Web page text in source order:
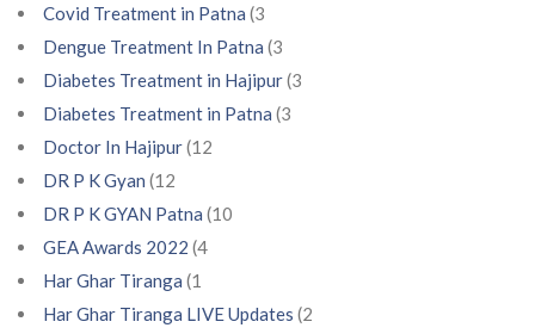
Covid Treatment in Patna (3
Dengue Treatment In Patna (3
Diabetes Treatment in Hajipur(3
Diabetes Treatment in Patna (3
Doctor In Hajipur(12
DR P K Gyan (12
DR P K GYAN Patna (10
GEA Awards 2022 (4
Har Ghar Tiranga (1
Har Ghar Tiranga LIVE Updates (2